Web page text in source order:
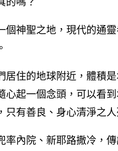
神聖之地，現代的通
住的地球附近，體積
起一個念頭，可以看
有善良、身心清淨之
內院、新耶路撒冷，